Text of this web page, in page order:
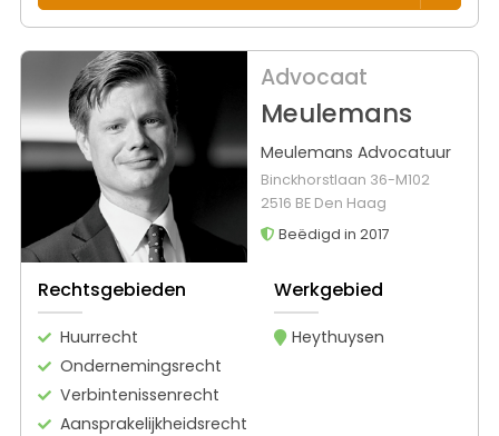
Advocaat
Meulemans
Meulemans Advocatuur
Binckhorstlaan 36-M102
2516 BE Den Haag
Beëdigd in 2017
Rechtsgebieden
Huurrecht
Ondernemingsrecht
Verbintenissenrecht
Aansprakelijkheidsrecht
Werkgebied
Heythuysen